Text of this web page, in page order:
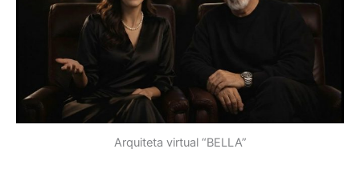
Arquiteta virtual “BELLA”